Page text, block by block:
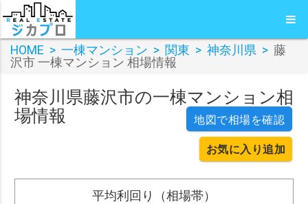
HOME > 一棟マンション > 関東 > 神奈川県 > 藤
沢市 一棟マンション 相場情報
神奈川県藤沢市の一棟マンション相
場情報
地図で相場を確認
お気に入り追加
平均利回り（相場帯）